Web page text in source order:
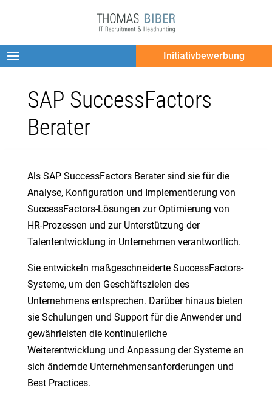
Initiativbewerbung
SAP SuccessFactors
Berater
Als SAP SuccessFactors Berater sind sie für die
Analyse, Konfiguration und Implementierung von
SuccessFactors-Lösungen zur Optimierung von
HR-Prozessen und zur Unterstützung der
Talententwicklung in Unternehmen verantwortlich.
Sie entwickeln maßgeschneiderte SuccessFactors-
Systeme, um den Geschäftszielen des
Unternehmens entsprechen. Darüber hinaus bieten
sie Schulungen und Support für die Anwender und
gewährleisten die kontinuierliche
Weiterentwicklung und Anpassung der Systeme an
sich ändernde Unternehmensanforderungen und
Best Practices.